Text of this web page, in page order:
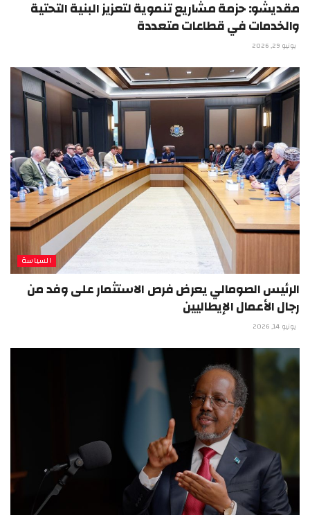
مقديشو: حزمة مشاريع تنموية لتعزيز البنية التحتية
والخدمات في قطاعات متعددة
يونيو 29, 2026
السياسة
الرئيس الصومالي يعرض فرص الاستثمار على وفد من
رجال الأعمال الإيطاليين
يونيو 14, 2026